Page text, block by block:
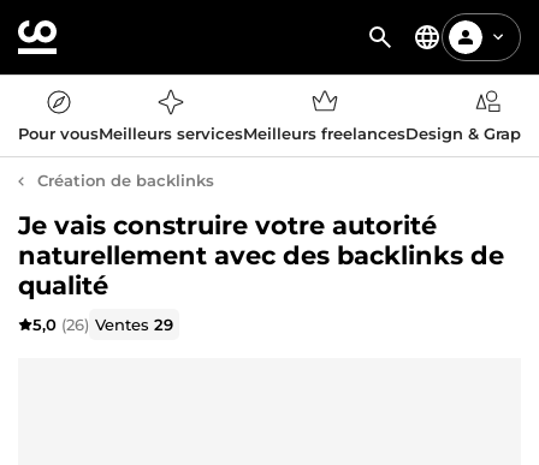
Pour vousMeilleurs servicesMeilleurs freelancesDesign &
Création de backlinks
Je vais construire votre autorité
naturellement avec des backlinks de
qualité
5,0 (26) Ventes29